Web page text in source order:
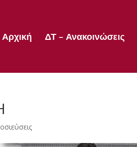
Αρχική ΔΤ – Ανακοινώσεις